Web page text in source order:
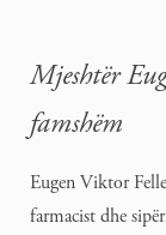
Mjeshtër
famshëm
Eugen Viktor
farmacist dhe